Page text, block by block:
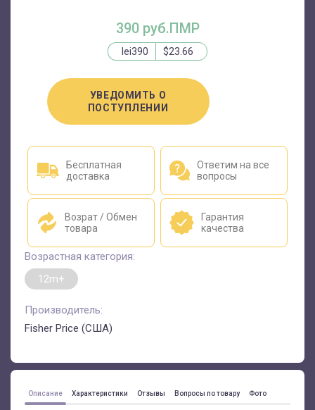
390 руб.ПМР
lei390 $23.66
УВЕДОМИТЬ О
ПОСТУПЛЕНИИ
Бесплатная
доставка
Ответим на все
вопросы
Возрат / Обмен
товара
Гарантия
качества
Возрастная категория:
12m+
Производитель:
Fisher Price (США)
Описание Характеристики Отзывы Вопросы по товару Фото